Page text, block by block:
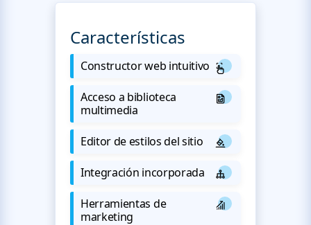
Características
Constructor web intuitivo
Acceso a biblioteca
multimedia
Editor de estilos del sitio
Integración incorporada
Herramientas de
marketing